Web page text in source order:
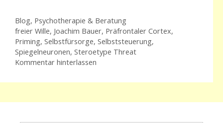
Kategorien
Blog, Psychotherapie & Beratung
Schlagwörter
freier Wille, Joachim Bauer, Präfrontaler Cortex,
Priming, Selbstfürsorge, Selbststeuerung,
Spiegelneuronen, Steroetype Threat
Kommentar hinterlassen